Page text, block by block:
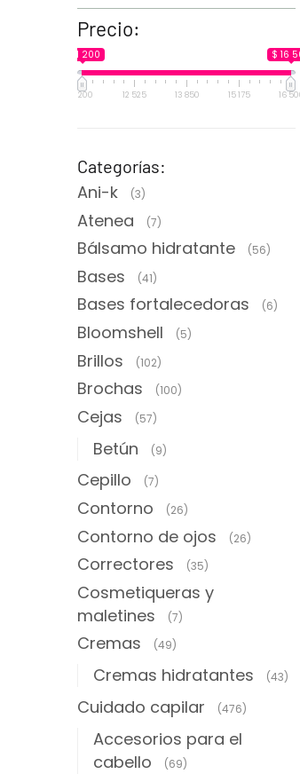
Precio:
$ 11 200 $ 16
11 200 12 525 13 850 15 175 16
Categorías:
Ani-k (3)
Atenea (7)
Bálsamo hidratante (56)
Bases (41)
Bases fortalecedoras (6)
Bloomshell (5)
Brillos (102)
Brochas (100)
Cejas (57)
Betún (9)
Cepillo (7)
Contorno (26)
Contorno de ojos (26)
Correctores (35)
Cosmetiqueras y
maletines
(7)
Cremas (49)
Cremas hidratantes (43)
Cuidado capilar (476)
Accesorios para el
cabello
(69)